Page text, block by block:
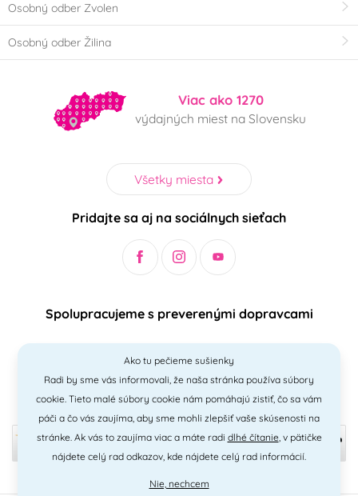
Osobný odber Zvolen
Osobný odber Žilina
Viac ako 1270
výdajných miest na Slovensku
Všetky miesta
Pridajte sa aj na sociálnych sieťach
Spolupracujeme s preverenými dopravcami
Bezpečný a jednoduchý spôsob platieb
Ako tu pečieme sušienky
Radi by sme vás informovali, že naša stránka používa súbory
cookie. Tieto malé súbory cookie nám pomáhajú zistiť, čo sa vám
páči a čo vás zaujíma, aby sme mohli zlepšiť vaše skúsenosti na
stránke. Ak vás to zaujíma viac a máte radi dlhé čítanie, v pätičke
nájdete celý rad odkazov, kde nájdete celý rad informácií.
Nie, nechcem